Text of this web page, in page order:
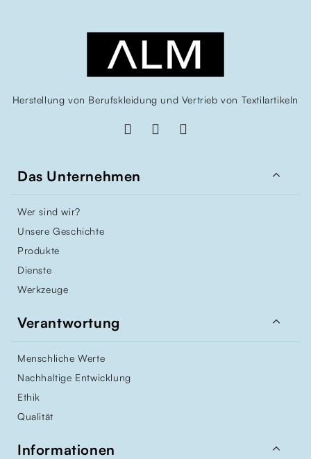
Herstellung von Berufskleidung und Vertrieb von Textilartikeln
Das Unternehmen 
Wer sind wir?
Unsere Geschichte
Produkte
Dienste
Werkzeuge
Verantwortung 
Menschliche Werte
Nachhaltige Entwicklung
Ethik
Qualität
Informationen 